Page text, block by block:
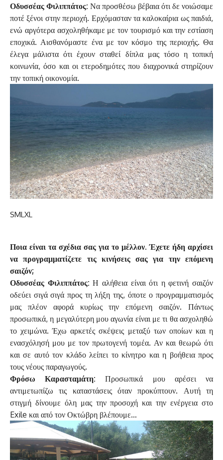
Οδυσσέας Φιλιππάτος: Να προσθέσω βέβαια ότι δε νοιώσαμε
ποτέ ξένοι στην περιοχή. Ερχόμασταν τα καλοκαίρια ως παιδιά,
ενώ αργότερα ασχοληθήκαμε με τον τουρισμό και την εστίαση
εποχικά. Αισθανόμαστε ένα με τον κόσμο της περιοχής. Θα
έλεγα μάλιστα ότι έχουν σταθεί δίπλα μας τόσο η τοπική
κοινωνία, όσο και οι ετεροδημότες που διαχρονικά στηρίζουν
την τοπική οικονομία.
SML XL
Ποια είναι τα σχέδια σας για το μέλλον. Έχετε ήδη αρχίσει
να προγραμματίζετε τις κινήσεις σας για την επόμενη
σαιζόν;
Οδυσσέας Φιλιππάτος: Η αλήθεια είναι ότι η φετινή σαιζόν
οδεύει σιγά σιγά προς τη λήξη της, όποτε ο προγραμματισμός
μας πλέον αφορά κυρίως την επόμενη σαιζόν. Πάντως
προσωπικά, η μεγαλύτερη μου αγωνία είναι με τι θα ασχοληθώ
το χειμώνα. Έχω αρκετές σκέψεις μεταξύ των οποίων και η
ενασχόλησή μου με τον πρωτογενή τομέα. Αν και θεωρώ ότι
και σε αυτό τον κλάδο λείπει το κίνητρο και η βοήθεια προς
τους νέους παραγωγούς.
Φρόσω Καρασταμάτη: Προσωπικά μου αρέσει να
αντιμετωπίζω τις καταστάσεις όταν προκύπτουν. Αυτή τη
στιγμή δίνουμε όλη μας την προσοχή και την ενέργεια στο
Exile και από τον Οκτώβρη βλέπουμε…